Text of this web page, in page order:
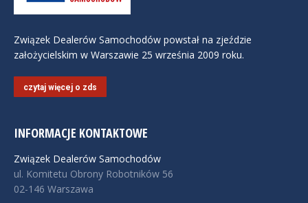
Związek Dealerów Samochodów powstał na zjeździe
założycielskim w Warszawie 25 września 2009 roku.
czytaj więcej o zds
INFORMACJE KONTAKTOWE
Związek Dealerów Samochodów
ul. Komitetu Obrony Robotników 56
02-146 Warszawa